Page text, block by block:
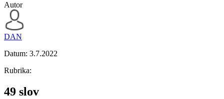
Autor
DAN
Datum: 3.7.2022
Rubrika:
49 slov